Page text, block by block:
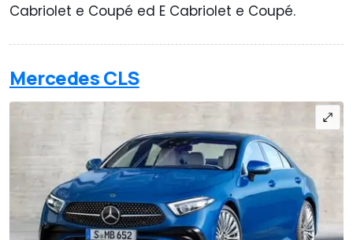
Cabriolet e Coupé ed E Cabriolet e Coupé.
Mercedes CLS